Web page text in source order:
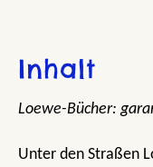
Inhalt
Loewe-Bücher:
Unter den Straßen